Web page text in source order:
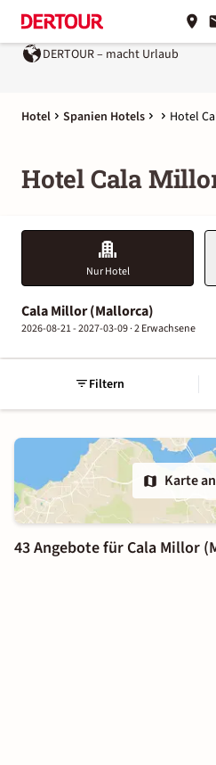
DERTOUR – macht Urlaub
Hotel Spanien Hotels Hotel
Hotel Cala
Nur Hotel
Cala Millor (Mallorca)
2026-08-21 - 2027-03-09 ·2 Erwachsene
Filtern
Karte
43 Angebote für Cala Millor